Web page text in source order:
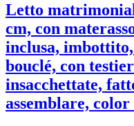
Letto
cm, con
inclusa,
bouclé, con
insacchettate,
assemblare, color